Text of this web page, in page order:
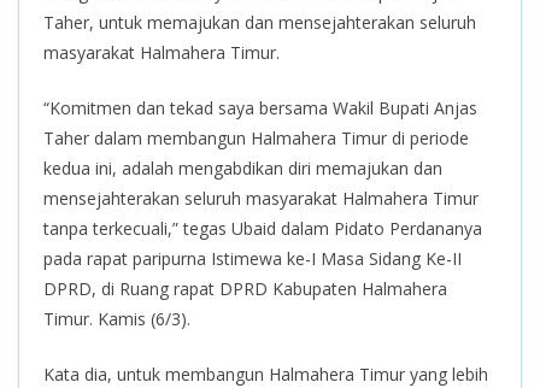
Taher, untuk memajukan dan mensejahterakan seluruh
masyarakat Halmahera Timur.
“Komitmen dan tekad saya bersama Wakil Bupati Anjas
Taher dalam membangun Halmahera Timur di periode
kedua ini, adalah mengabdikan diri memajukan dan
mensejahterakan seluruh masyarakat Halmahera Timur
tanpa terkecuali,” tegas Ubaid dalam Pidato Perdananya
pada rapat paripurna Istimewa ke-I Masa Sidang Ke-II
DPRD, di Ruang rapat DPRD Kabupaten Halmahera
Timur. Kamis (6/3).
Kata dia, untuk membangun Halmahera Timur yang lebih